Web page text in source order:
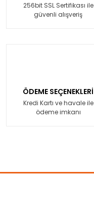
256bit SSL Sertifikası ile
güvenli alışveriş
ÖDEME SEÇENEKLERİ
Kredi Kartı ve havale ile
ödeme imkanı